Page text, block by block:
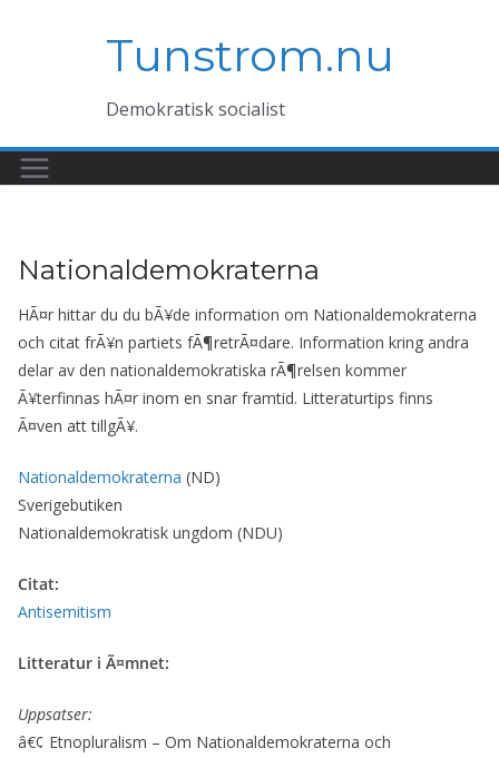
Tunstrom.nu
Demokratisk socialist
Nationaldemokraterna
HÃ¤r hittar du du bÃ¥de information om Nationaldemokraterna
och citat frÃ¥n partiets fÃ¶retrÃ¤dare. Information kring andra
delar av den nationaldemokratiska rÃ¶relsen kommer
Ã¥terfinnas hÃ¤r inom en snar framtid. Litteraturtips finns
Ã¤ven att tillgÃ¥.
Nationaldemokraterna (ND)
Sverigebutiken
Nationaldemokratisk ungdom (NDU)
Citat:
Antisemitism
Litteratur i Ã¤mnet:
Uppsatser:
â€¢ Etnopluralism – Om Nationaldemokraterna och